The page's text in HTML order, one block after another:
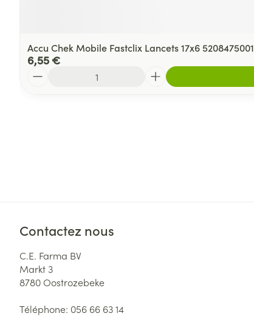
Accu Chek Mobile Fastclix Lancets 17x6 5208475001
6,55 €
Contactez nous
C.E. Farma BV
Markt 3
8780Oostrozebeke
Téléphone: 056 66 63 14